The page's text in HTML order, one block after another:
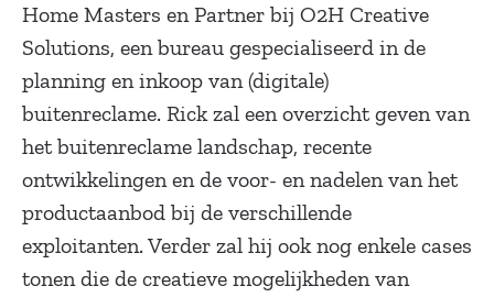
Home Masters en Partner bij O2H Creative
Solutions, een bureau gespecialiseerd in de
planning en inkoop van (digitale)
buitenreclame. Rick zal een overzicht geven van
het buitenreclame landschap, recente
ontwikkelingen en de voor- en nadelen van het
productaanbod bij de verschillende
exploitanten. Verder zal hij ook nog enkele cases
tonen die de creatieve mogelijkheden van